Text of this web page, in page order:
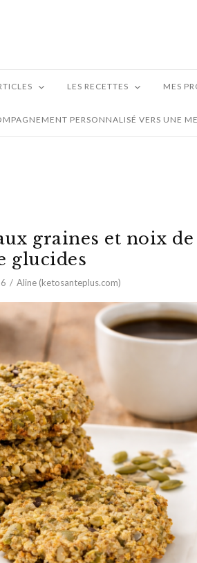
LES RECETTES MES
PERSONNALISÉ VERS UNE
graines et noix
glucides
Aline (ketosanteplus.com)